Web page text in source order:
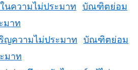
บัณฑิตย่อม
มาท
บัณฑิตย่อม
มาท